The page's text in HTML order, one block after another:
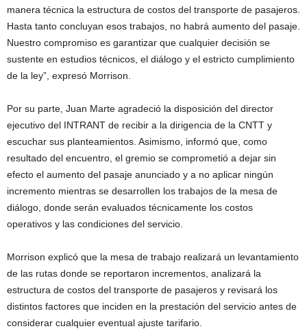
manera técnica la estructura de costos del transporte de pasajeros.
Hasta tanto concluyan esos trabajos, no habrá aumento del pasaje.
Nuestro compromiso es garantizar que cualquier decisión se
sustente en estudios técnicos, el diálogo y el estricto cumplimiento
de la ley”, expresó Morrison.
Por su parte, Juan Marte agradeció la disposición del director
ejecutivo del INTRANT de recibir a la dirigencia de la CNTT y
escuchar sus planteamientos. Asimismo, informó que, como
resultado del encuentro, el gremio se comprometió a dejar sin
efecto el aumento del pasaje anunciado y a no aplicar ningún
incremento mientras se desarrollen los trabajos de la mesa de
diálogo, donde serán evaluados técnicamente los costos
operativos y las condiciones del servicio.
Morrison explicó que la mesa de trabajo realizará un levantamiento
de las rutas donde se reportaron incrementos, analizará la
estructura de costos del transporte de pasajeros y revisará los
distintos factores que inciden en la prestación del servicio antes de
considerar cualquier eventual ajuste tarifario.